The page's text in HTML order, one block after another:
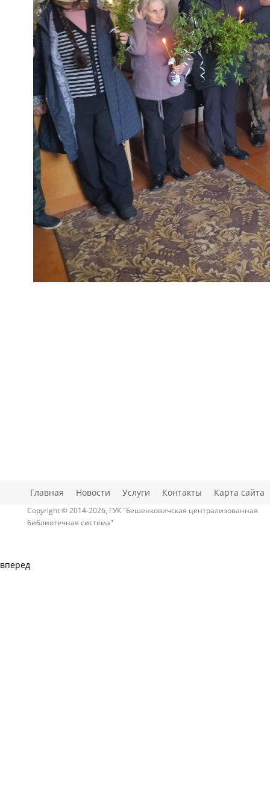
Главная Новости Услуги Контакты Карта сайта
Copyright © 2014-2026, ГУК "Бешенковичская централизованная
библиотечная система"
вперед